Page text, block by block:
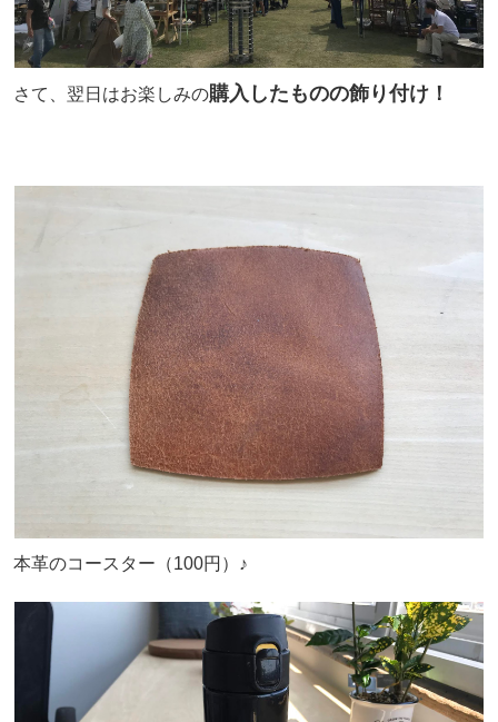
さて、翌日はお楽しみの購入したものの飾り付け！
本革のコースター（100円）♪